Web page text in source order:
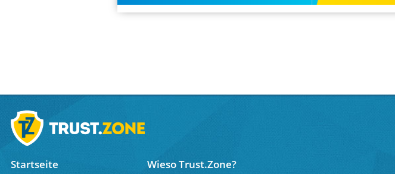
Startseite Wieso Trust.Zone?